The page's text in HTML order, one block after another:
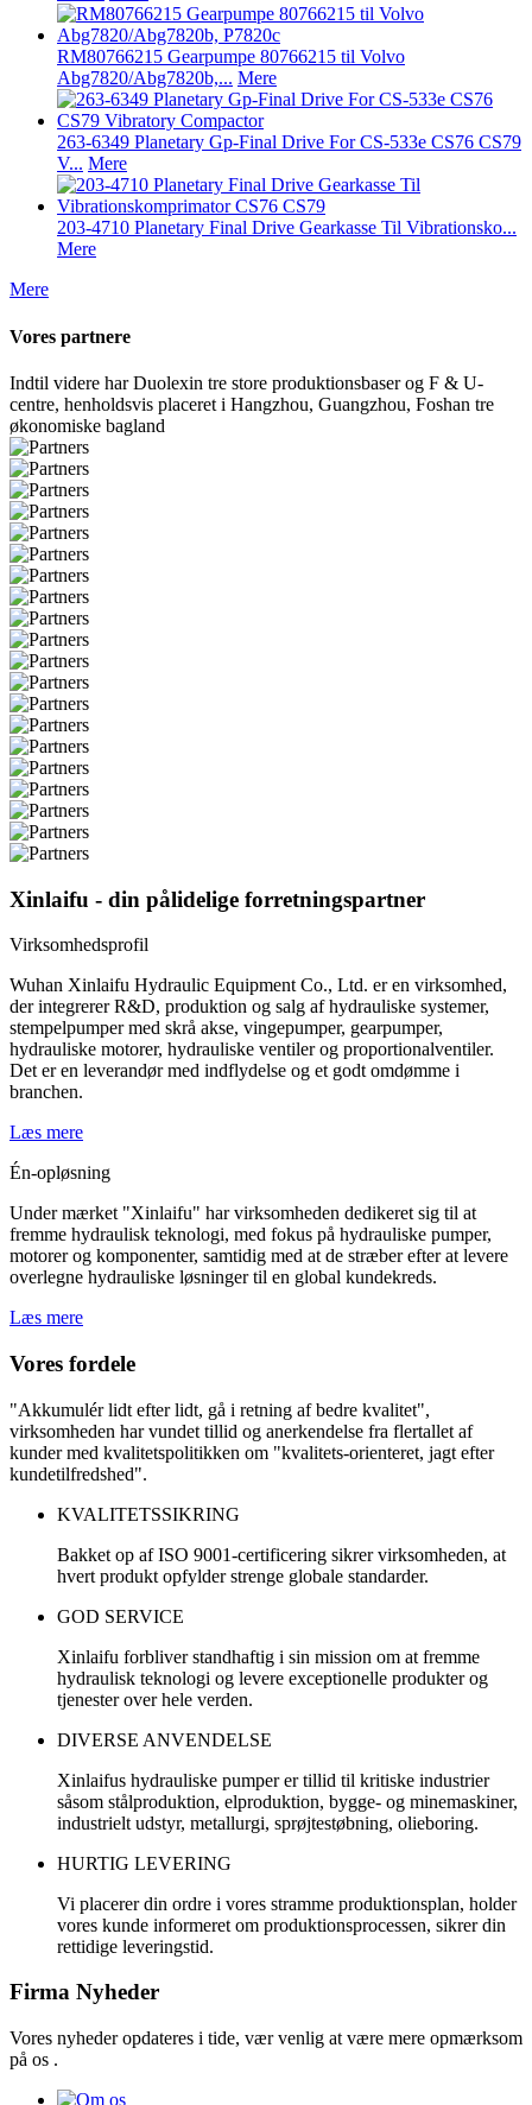
RM80766215 Gearpumpe 80766215 til Volvo
Abg7820/Abg7820b,... Mere
263-6349 Planetary Gp-Final Drive For CS-533e CS76 CS79
V... Mere
203-4710 Planetary Final Drive Gearkasse Til Vibrationsko...
Mere
Mere
Vores partnere
Indtil videre har Duolexin tre store produktionsbaser og F & U-
centre, henholdsvis placeret i Hangzhou, Guangzhou, Foshan tre
økonomiske bagland
Xinlaifu - din pålidelige forretningspartner
Virksomhedsprofil
Wuhan Xinlaifu Hydraulic Equipment Co., Ltd. er en virksomhed,
der integrerer R&D, produktion og salg af hydrauliske systemer,
stempelpumper med skrå akse, vingepumper, gearpumper,
hydrauliske motorer, hydrauliske ventiler og proportionalventiler.
Det er en leverandør med indflydelse og et godt omdømme i
branchen.
Læs mere
Én-opløsning
Under mærket "Xinlaifu" har virksomheden dedikeret sig til at
fremme hydraulisk teknologi, med fokus på hydrauliske pumper,
motorer og komponenter, samtidig med at de stræber efter at levere
overlegne hydrauliske løsninger til en global kundekreds.
Læs mere
Vores fordele
"Akkumulér lidt efter lidt, gå i retning af bedre kvalitet",
virksomheden har vundet tillid og anerkendelse fra flertallet af
kunder med kvalitetspolitikken om "kvalitets-orienteret, jagt efter
kundetilfredshed".
KVALITETSSIKRING
Bakket op af ISO 9001-certificering sikrer virksomheden, at
hvert produkt opfylder strenge globale standarder.
GOD SERVICE
Xinlaifu forbliver standhaftig i sin mission om at fremme
hydraulisk teknologi og levere exceptionelle produkter og
tjenester over hele verden.
DIVERSE ANVENDELSE
Xinlaifus hydrauliske pumper er tillid til kritiske industrier
såsom stålproduktion, elproduktion, bygge- og minemaskiner,
industrielt udstyr, metallurgi, sprøjtestøbning, olieboring.
HURTIG LEVERING
Vi placerer din ordre i vores stramme produktionsplan, holder
vores kunde informeret om produktionsprocessen, sikrer din
rettidige leveringstid.
Firma Nyheder
Vores nyheder opdateres i tide, vær venlig at være mere opmærksom
på os .